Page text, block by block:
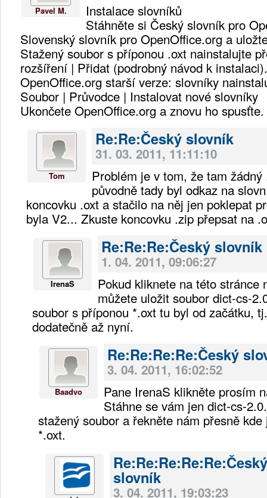
Pavel M.
Instalace slovníků
Stáhněte si Český slovník pro
Slovenský slovník pro OpenOffice.org a
Stažený soubor s příponou .oxt nainstalujte
rozšíření | Přidat (podrobný návod k instalaci).
OpenOffice.org starší verze: slovníky
Soubor | Průvodce | Instalovat nové slovníky
Ukončete OpenOffice.org a znovu ho spusťte.
Tom
Re:Re:Český slovník
31. 03. 2011, 11:11:10
Problém je v tom, že tam
původně tady byl odkaz na
koncovku .oxt a stačilo na něj jen poklepat
byla V2... Zkuste koncovku .zip přepsat na
IrenaS
Re:Re:Re:Český slovník
1. 04. 2011, 09:06:27
Pokud kliknete na této stránce
můžete uložit soubor dict-cs-
soubor s příponou *.oxt tu byl od začátku,
dodatečně až nyní.
Baadvo
Re:Re:Re:Re:Český
3. 04. 2011, 16:02:52
Pane IrenaS klikněte prosím
Stáhne se vám jen dict-cs-
stažený soubor a řekněte nám přesně
*.oxt.
Re:Re:Re:Re:Re:Český
slovník
3. 04. 2011, 19:03:23